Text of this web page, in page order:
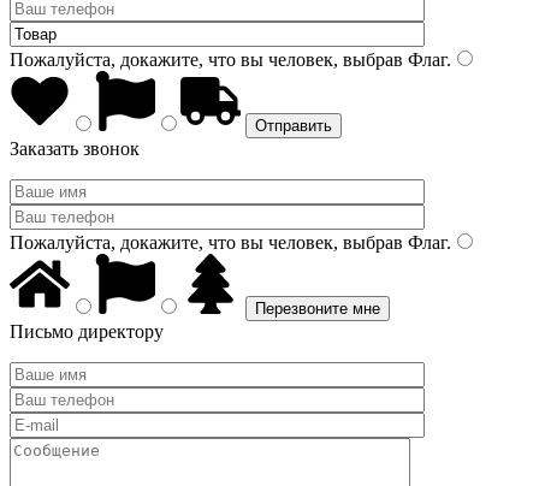
Пожалуйста, докажите, что вы человек, выбрав Флаг.
Заказать звонок
Пожалуйста, докажите, что вы человек, выбрав Флаг.
Письмо директору